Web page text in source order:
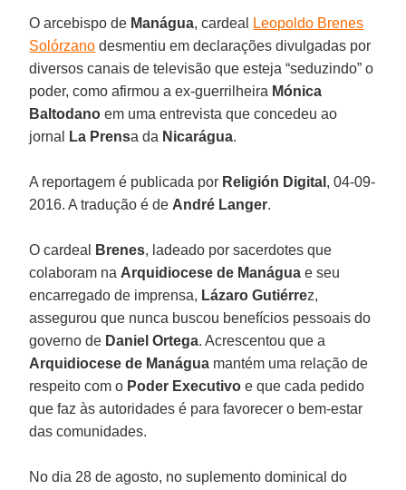
O arcebispo de Manágua, cardeal
Leopoldo Brenes
Solórzano desmentiu em declarações divulgadas por
diversos canais de televisão que esteja “seduzindo” o
poder, como afirmou a ex-guerrilheira Mónica
Baltodano em uma entrevista que concedeu ao
jornal
La Prensa da Nicarágua.
A reportagem é publicada por Religión Digital , 04-09-
2016. A tradução é de André Langer.
O cardeal Brenes, ladeado por sacerdotes que
colaboram na Arquidiocese de Manágua e seu
encarregado de imprensa, Lázaro Gutiérrez,
assegurou que nunca buscou benefícios pessoais do
governo de Daniel Ortega. Acrescentou que a
Arquidiocese de Manágua mantém uma relação de
respeito com o Poder Executivo e que cada pedido
que faz às autoridades é para favorecer o bem-estar
das comunidades.
No dia 28 de agosto, no suplemento dominical do